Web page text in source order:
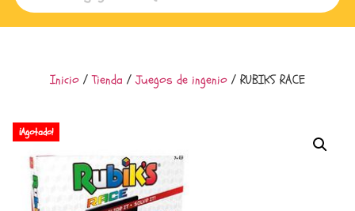
Inicio /Tienda /Juegos de ingenio / RUBIKS RACE
¡Agotado!